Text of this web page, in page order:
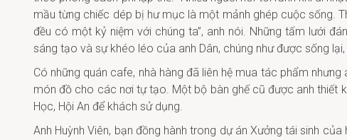
mầu từng chiếc dép bị hư mục là một mảnh ghép cuộc sống.
đều có một kỷ niệm với chúng ta”, anh nói. Những tấm lưới
sáng tạo và sự khéo léo của anh Dân, chúng như được sống
Có những quán cafe, nhà hàng đã liên hệ mua tác phẩm
món đồ cho các nơi tự tạo. Một bộ bàn ghế cũ được anh thiết
Học, Hội An để khách sử dụng.
Anh Huỳnh Viên, bạn đồng hành trong dự án Xưởng tái sinh